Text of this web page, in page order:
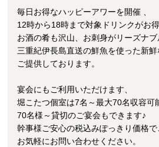
毎日お得なハッピーアワーを開催 、
12時から18時まで対象ドリンクがお
お酒の肴も沢山、お刺身がリーズナブ
三重紀伊長島直送の鮮魚を使った新
ご提供しております。
宴会にもご利用いただけます、
堀こたつ個室は7名～最大70名収容可
70名様～貸切のご宴会もできます♪
幹事様ご安心の税込みぽっきり価格で
お気軽にお問い合わせください。